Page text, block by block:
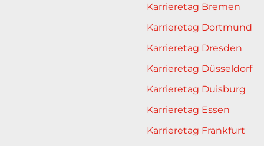
Karrieretag Bremen
Karrieretag Dortmund
Karrieretag Dresden
Karrieretag Düsseldorf
Karrieretag Duisburg
Karrieretag Essen
Karrieretag Frankfurt